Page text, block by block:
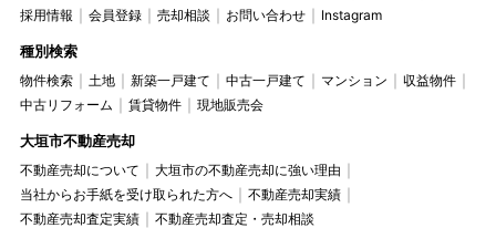
採用情報
会員登録 売却相談 お問い合わせ Instagram
種別検索
物件検索 土地 新築一戸建て 中古一戸建て マンション
収益物件
中古リフォーム
賃貸物件 現地販売会
大垣市不動産売却
不動産売却について
大垣市の不動産売却に強い理由
当社からお手紙を受け取られた方へ
不動産売却実績
不動産売却査定実績
不動産売却査定・売却相談